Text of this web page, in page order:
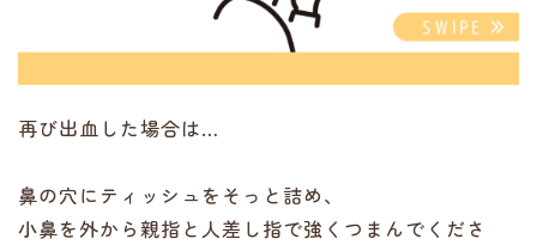
再び出血した場合は…
鼻の穴にティッシュをそっと詰め、
小鼻を外から親指と人差し指で強くつまんでくださ